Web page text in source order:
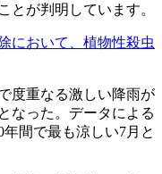
とが判明しています。
において、植物性殺虫
度重なる激しい降雨が
なった。データによる
間で最も涼しい7月と